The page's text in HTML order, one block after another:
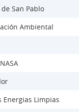
San Pablo
Ambiental
Limpias